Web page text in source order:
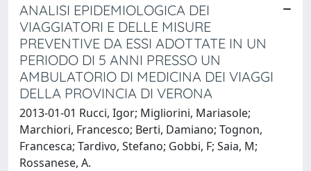
ANALISI EPIDEMIOLOGICA DEI
VIAGGIATORI E DELLE MISURE
PREVENTIVE DA ESSI ADOTTATE IN UN
PERIODO DI 5 ANNI PRESSO UN
AMBULATORIO DI MEDICINA DEI VIAGGI
DELLA PROVINCIA DI VERONA
2013-01-01 Rucci, Igor; Migliorini, Mariasole;
Marchiori, Francesco; Berti, Damiano; Tognon,
Francesca; Tardivo, Stefano; Gobbi, F; Saia, M;
Rossanese, A.